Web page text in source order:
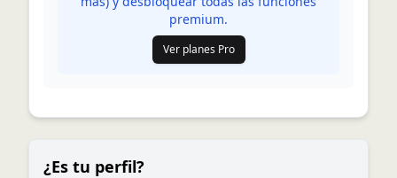
premium.
Ver planes Pro
¿Es tu perfil?